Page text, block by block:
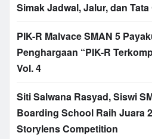
Simak Jadwal, Jalur, dan
PIK-R Malvace SMAN 5
Penghargaan “PIK-R
Vol. 4
Siti Salwana Rasyad, Siswi
Boarding School Raih Juara
Storylens Competition